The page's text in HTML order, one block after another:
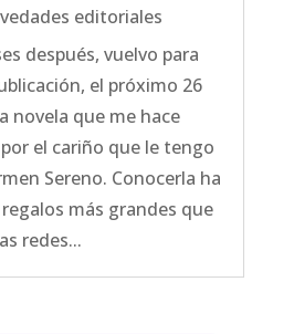
editoriales
después, vuelvo para
el próximo 26
novela que me hace
el cariño que le tengo
Sereno. Conocerla ha
más grandes que
redes...